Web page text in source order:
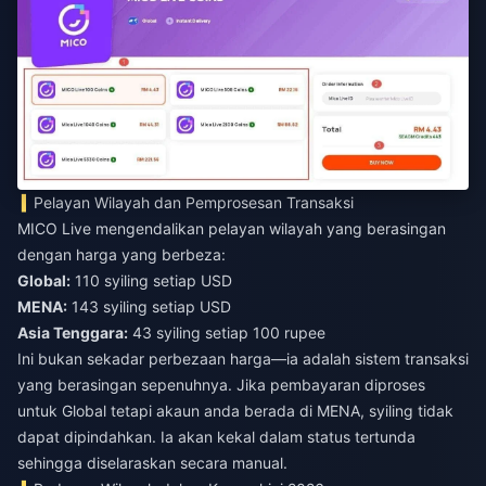
Pelayan Wilayah dan Pemprosesan Transaksi
MICO Live mengendalikan pelayan wilayah yang berasingan
dengan harga yang berbeza:
Global: 110 syiling setiap USD
MENA: 143 syiling setiap USD
Asia Tenggara: 43 syiling setiap 100 rupee
Ini bukan sekadar perbezaan harga—ia adalah sistem transaksi
yang berasingan sepenuhnya. Jika pembayaran diproses
untuk Global tetapi akaun anda berada di MENA, syiling tidak
dapat dipindahkan. Ia akan kekal dalam status tertunda
sehingga diselaraskan secara manual.